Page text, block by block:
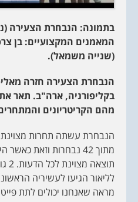
בתמונה: הנבחרת הצעירה
המאמנים המקצועיים: בן
(שנייה משמאל).
בקליפורניה, ארה"ב. תאר
מהם הקריטריונים
מתוך 42 נבחרות וזאת
לליאור הגיעו לעשיריה
מראה שאנחנו יכולים לתת